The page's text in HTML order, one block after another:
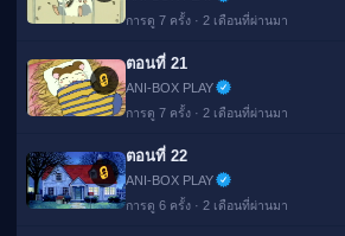
การดู 7 ครั้ง · 2 เดือนที่ผ่านมา
🔒
ตอนที่ 21
ANI-BOX PLAY
การดู 7 ครั้ง · 2 เดือนที่ผ่านมา
🔒
ตอนที่ 22
ANI-BOX PLAY
การดู 6 ครั้ง · 2 เดือนที่ผ่านมา